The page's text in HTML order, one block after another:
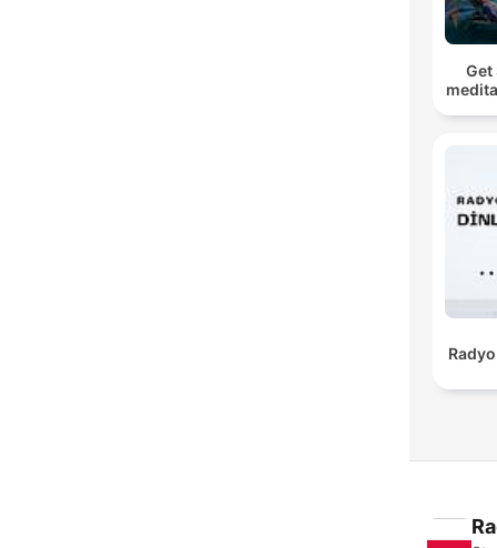
Get